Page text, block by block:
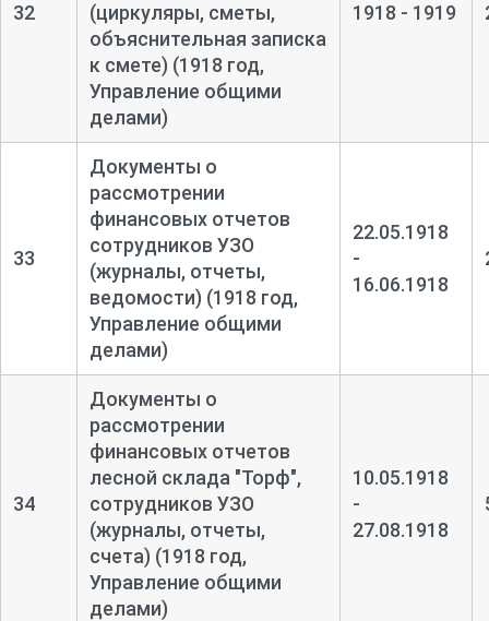
32
(циркуляры, сметы,
объяснительная записка
к смете) (1918 год,
Управление общими
делами)
1918 - 1919
33
Документы о
рассмотрении
финансовых отчетов
сотрудников УЗО
(журналы, отчеты,
ведомости) (1918 год,
Управление общими
делами)
22.05.1918
-
16.06.1918
34
Документы о
рассмотрении
финансовых отчетов
лесной склада "Торф",
сотрудников УЗО
(журналы, отчеты,
счета) (1918 год,
Управление общими
делами)
10.05.1918
-
27.08.1918